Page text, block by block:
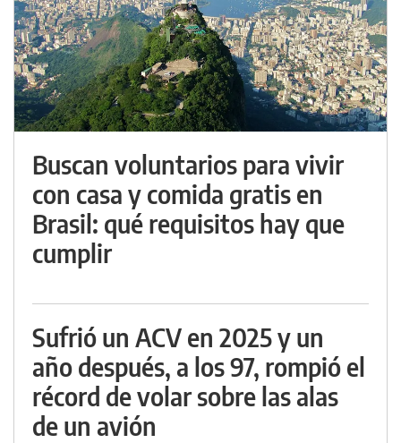
Buscan voluntarios para vivir
con casa y comida gratis en
Brasil: qué requisitos hay que
cumplir
Sufrió un ACV en 2025 y un
año después, a los 97, rompió el
récord de volar sobre las alas
de un avión